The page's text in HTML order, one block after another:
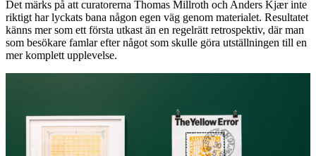
Det märks på att curatorerna Thomas Millroth och Anders Kjær inte
riktigt har lyckats bana någon egen väg genom materialet. Resultatet
känns mer som ett första utkast än en regelrätt retrospektiv, där man
som besökare famlar efter något som skulle göra utställningen till en
mer komplett upplevelse.